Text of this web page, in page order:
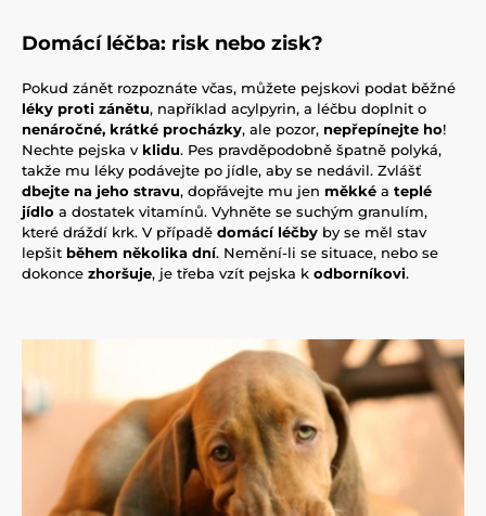
Domácí léčba: risk nebo zisk?
Pokud zánět rozpoznáte včas, můžete pejskovi podat běžné
léky proti zánětu, například acylpyrin, a léčbu doplnit o
nenáročné, krátké procházky, ale pozor, nepřepínejte ho!
Nechte pejska v klidu. Pes pravděpodobně špatně polyká,
takže mu léky podávejte po jídle, aby se nedávil. Zvlášť
dbejte na jeho stravu, dopřávejte mu jen měkké a teplé
jídlo a dostatek vitamínů. Vyhněte se suchým granulím,
které dráždí krk. V případě domácí léčby by se měl stav
lepšit během několika dní. Nemění-li se situace, nebo se
dokonce zhoršuje, je třeba vzít pejska k odborníkovi.